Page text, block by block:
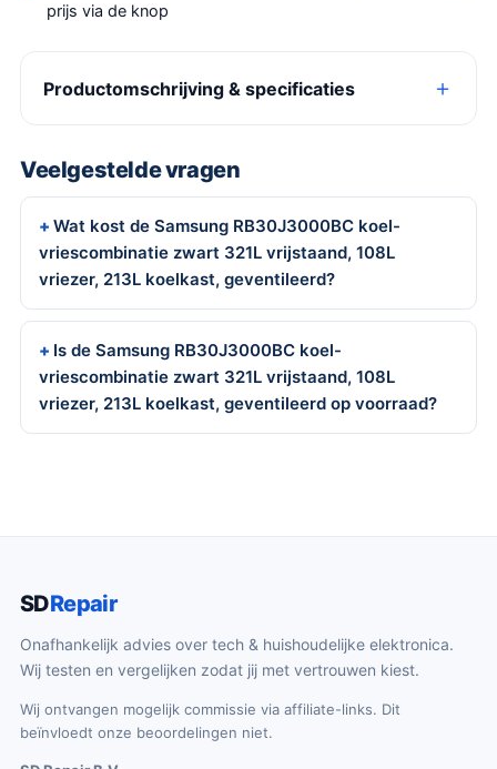
prijs via de knop
Productomschrijving & specificaties
Veelgestelde vragen
Wat kost de Samsung RB30J3000BC koel-
vriescombinatie zwart 321L vrijstaand, 108L
vriezer, 213L koelkast, geventileerd?
Is de Samsung RB30J3000BC koel-
vriescombinatie zwart 321L vrijstaand, 108L
vriezer, 213L koelkast, geventileerd op voorraad?
SDRepair
Onafhankelijk advies over tech & huishoudelijke elektronica.
Wij testen en vergelijken zodat jij met vertrouwen kiest.
Wij ontvangen mogelijk commissie via affiliate-links. Dit
beïnvloedt onze beoordelingen niet.